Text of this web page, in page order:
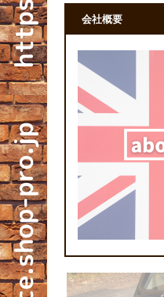
会社概要